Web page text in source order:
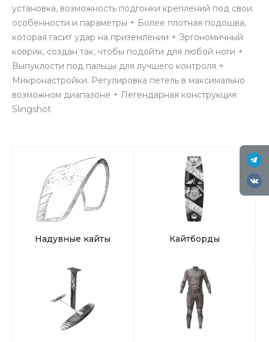
установка, возможность подгонки креплений под свои
особенности и параметры + Более плотная подошва,
которая гасит удар на приземлении + Эргономичный
коврик, создан так, чтобы подойти для любой ноги +
Выпуклости под пальцы для лучшего контроля +
Микронастройки. Регулировка петель в максимально
возможном диапазоне + Легендарная конструкция
Slingshot
Надувные кайты Кайтборды